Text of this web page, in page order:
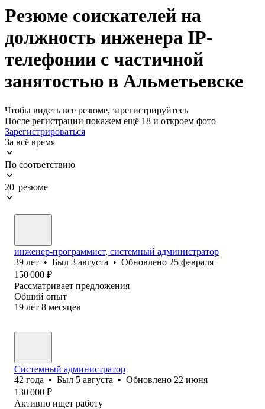
Резюме соискателей на
должность инженера IP-
телефонии с частичной
занятостью в Альметьевске
Чтобы видеть все резюме, зарегистрируйтесь
После регистрации покажем ещё 18 и откроем фото
Зарегистрироваться
За всё время
По соответствию
20 резюме
инженер-программист, системный администратор
39 лет • Был 3 августа • Обновлено 25 февраля
150 000 ₽
Рассматривает предложения
Общий опыт
19 лет 8 месяцев
Системный администратор
42 года • Был 5 августа • Обновлено 22 июня
130 000 ₽
Активно ищет работу